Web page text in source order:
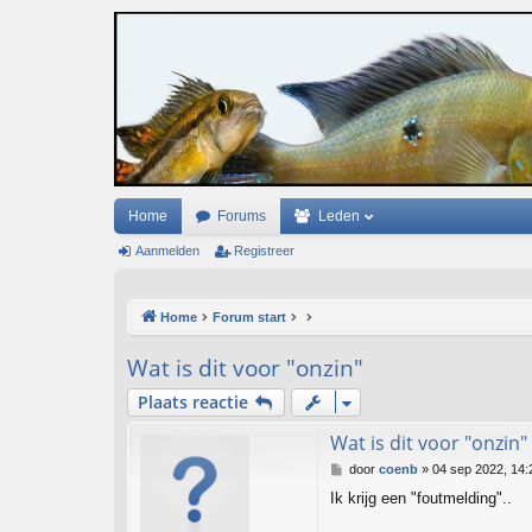
Home Forums Leden
Aanmelden Registreer
Home Forum start
Wat is dit voor "onzin"
Plaats reactie
Wat is dit voor "onzin"
B
r
door coenb» 04 sep 2022,
Ik krijg een "foutmelding"..